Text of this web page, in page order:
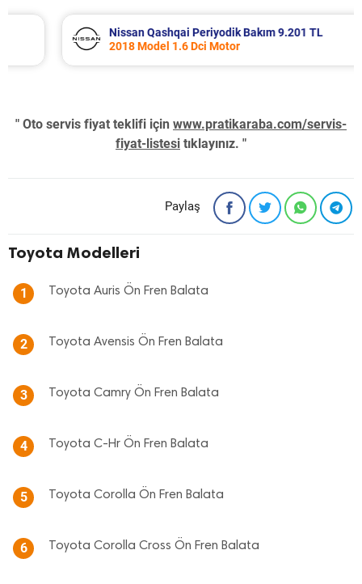
Nissan Qashqai Periyodik Bakım 9.201 TL
2018 Model 1.6 Dci Motor
" Oto servis fiyat teklifi için www.pratikaraba.com/servis-
fiyat-listesi tıklayınız. "
Paylaş
Toyota Modelleri
1 Toyota Auris Ön Fren Balata
2 Toyota Avensis Ön Fren Balata
3 Toyota Camry Ön Fren Balata
4 Toyota C-Hr Ön Fren Balata
5 Toyota Corolla Ön Fren Balata
6 Toyota Corolla Cross Ön Fren Balata